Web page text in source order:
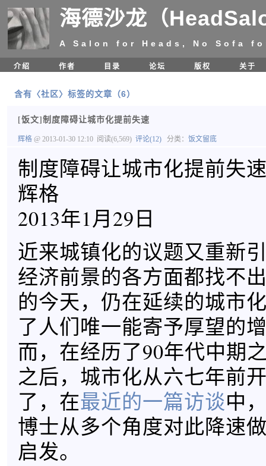
海德沙龙（
A Salon for Heads, No Sofa
介绍 作者 目录 论坛 版权 关于
含有〈社区〉标签的文章（6）
[饭文]制度障碍让城市化提前失速
辉格 @ 2013-01-30 12:10 阅读(6,569) 评论(12) 分类： 饭文留底
制度障碍让城市化提前失
辉格
2013年1月29日
近来城镇化的议题又重新
经济前景的各方面都找不
的今天，仍在延续的城市
了人们唯一能寄予厚望的
而，在经历了90年代中期
之后，城市化从六七年前
了，在最近的一篇访谈中
博士从多个角度对此降速
启发。